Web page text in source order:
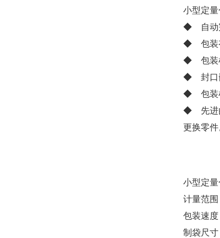
小型定
◆ 自动
◆ 包装
◆ 包装
◆ 封口
◆ 包装
◆ 先进
更换零
小型定
计量范
包装速
制袋尺